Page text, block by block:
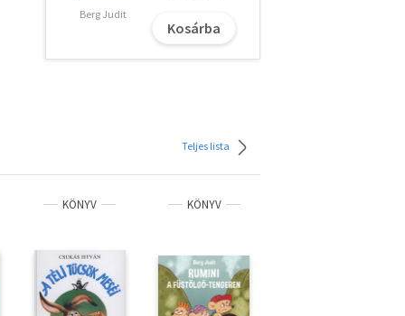
Berg Judit
Kosárba
Teljes lista
KÖNYV KÖNYV